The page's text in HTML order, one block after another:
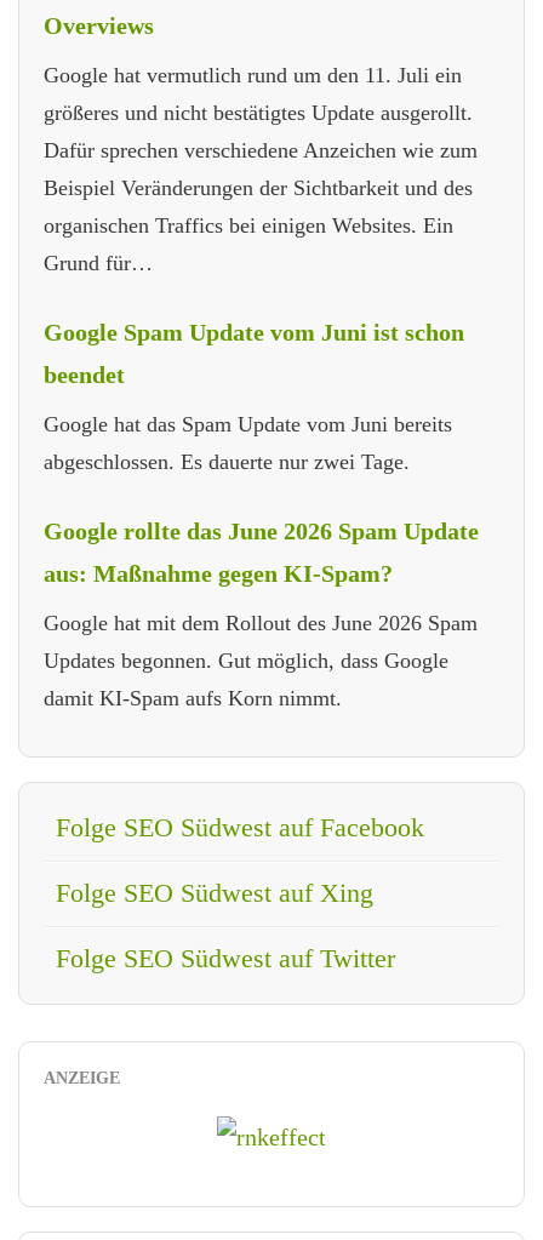
Overviews
Google hat vermutlich rund um den 11. Juli ein
größeres und nicht bestätigtes Update ausgerollt.
Dafür sprechen verschiedene Anzeichen wie zum
Beispiel Veränderungen der Sichtbarkeit und des
organischen Traffics bei einigen Websites. Ein
Grund für…
Google Spam Update vom Juni ist schon
beendet
Google hat das Spam Update vom Juni bereits
abgeschlossen. Es dauerte nur zwei Tage.
Google rollte das June 2026 Spam Update
aus: Maßnahme gegen KI-Spam?
Google hat mit dem Rollout des June 2026 Spam
Updates begonnen. Gut möglich, dass Google
damit KI-Spam aufs Korn nimmt.
Folge SEO Südwest auf Facebook
Folge SEO Südwest auf Xing
Folge SEO Südwest auf Twitter
ANZEIGE